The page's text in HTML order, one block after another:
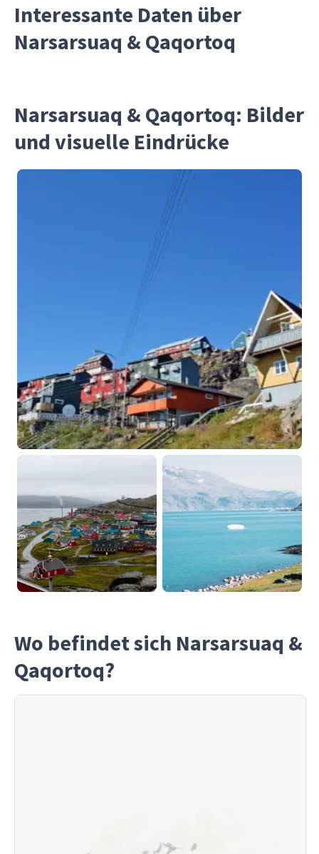
Interessante Daten über
Narsarsuaq & Qaqortoq
Narsarsuaq & Qaqortoq: Bilder
und visuelle Eindrücke
Wo befindet sich Narsarsuaq &
Qaqortoq?